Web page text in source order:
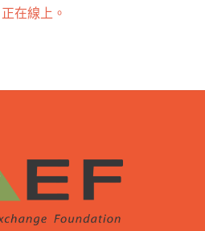
正在線上。